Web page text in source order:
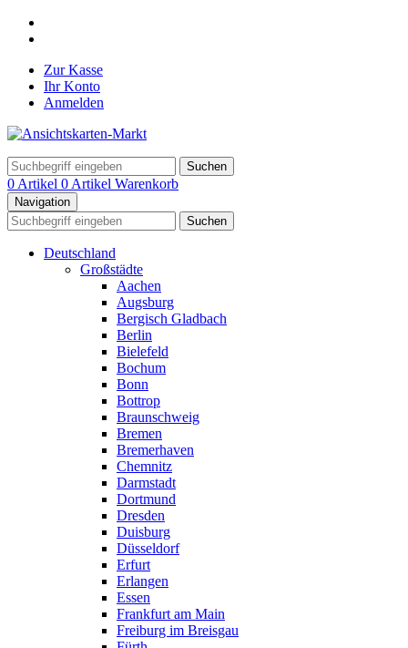
Zur Kasse
Ihr Konto
Anmelden
Suchen
0 Artikel 0 Artikel Warenkorb
Navigation
Suchen
Deutschland
Großstädte
Aachen
Augsburg
Bergisch Gladbach
Berlin
Bielefeld
Bochum
Bonn
Bottrop
Braunschweig
Bremen
Bremerhaven
Chemnitz
Darmstadt
Dortmund
Dresden
Duisburg
Düsseldorf
Erfurt
Erlangen
Essen
Frankfurt am Main
Freiburg im Breisgau